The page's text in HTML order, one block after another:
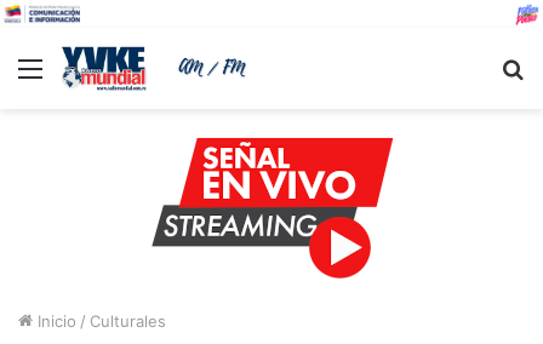
Menu
Inicio / Culturales